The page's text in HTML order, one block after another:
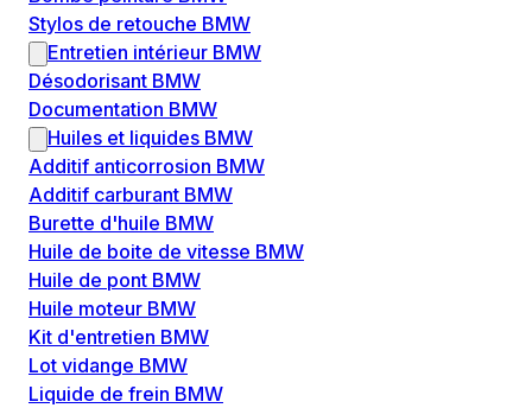
Stylos de retouche BMW
Entretien intérieur BMW
Désodorisant BMW
Documentation BMW
Huiles et liquides BMW
Additif anticorrosion BMW
Additif carburant BMW
Burette d'huile BMW
Huile de boite de vitesse BMW
Huile de pont BMW
Huile moteur BMW
Kit d'entretien BMW
Lot vidange BMW
Liquide de frein BMW